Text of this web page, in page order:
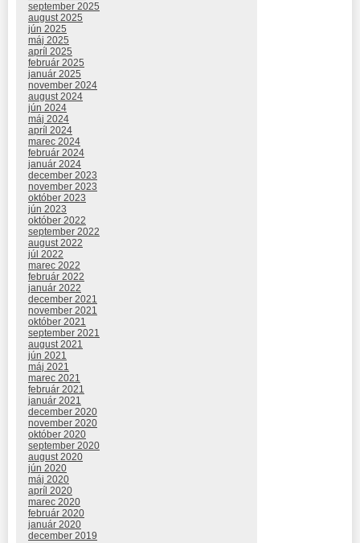
september 2025
august 2025
jún 2025
máj 2025
apríl 2025
február 2025
január 2025
november 2024
august 2024
jún 2024
máj 2024
apríl 2024
marec 2024
február 2024
január 2024
december 2023
november 2023
október 2023
jún 2023
október 2022
september 2022
august 2022
júl 2022
marec 2022
február 2022
január 2022
december 2021
november 2021
október 2021
september 2021
august 2021
jún 2021
máj 2021
marec 2021
február 2021
január 2021
december 2020
november 2020
október 2020
september 2020
august 2020
jún 2020
máj 2020
apríl 2020
marec 2020
február 2020
január 2020
december 2019